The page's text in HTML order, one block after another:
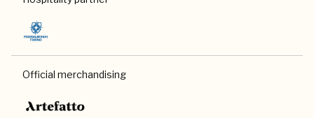
Official merchandising